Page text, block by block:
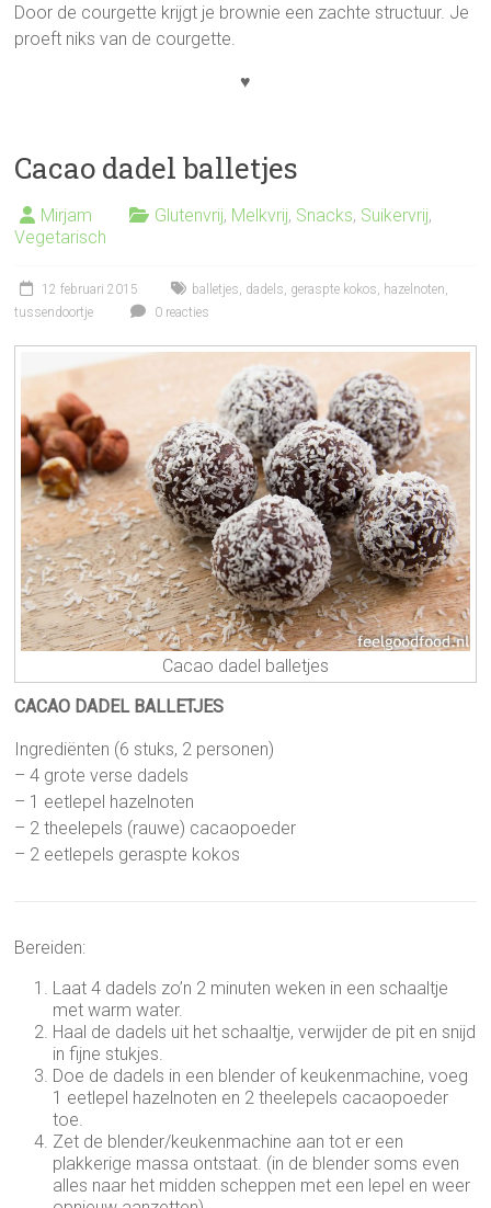
Door de courgette krijgt je brownie een zachte structuur. Je
proeft niks van de courgette.
♥
Cacao dadel balletjes
Mirjam Glutenvrij, Melkvrij, Snacks, Suikervrij,
Vegetarisch
12 februari 2015 balletjes dadels geraspte kokos hazelnoten
tussendoortje
0 reacties
Cacao dadel balletjes
CACAO DADEL BALLETJES
Ingrediënten (6 stuks, 2 personen)
– 4 grote verse dadels
– 1 eetlepel hazelnoten
– 2 theelepels (rauwe) cacaopoeder
– 2 eetlepels geraspte kokos
Bereiden:
Laat 4 dadels zo’n 2 minuten weken in een schaaltje
met warm water.
Haal de dadels uit het schaaltje, verwijder de pit en snijd
in fijne stukjes.
Doe de dadels in een blender of keukenmachine, voeg
1 eetlepel hazelnoten en 2 theelepels cacaopoeder
toe.
Zet de blender/keukenmachine aan tot er een
plakkerige massa ontstaat. (in de blender soms even
alles naar het midden scheppen met een lepel en weer